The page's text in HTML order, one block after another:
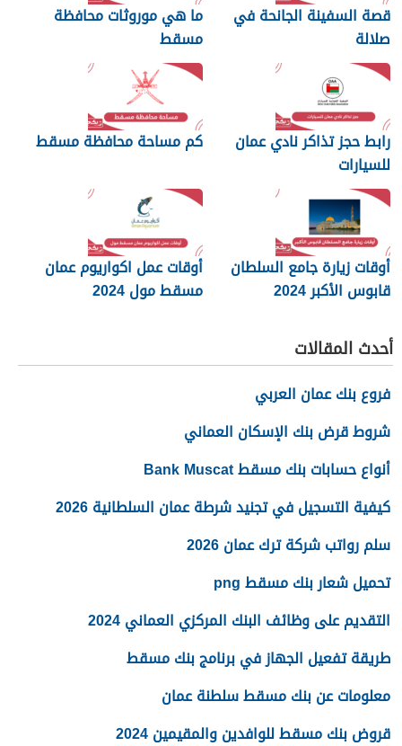
قصة السفينة الجانحة في
صلالة
ما هي موروثات محافظة
مسقط
رابط حجز تذاكر نادي عمان
للسيارات
كم مساحة محافظة مسقط
أوقات زيارة جامع السلطان
قابوس الأكبر 2024
أوقات عمل اكواريوم عمان
مسقط مول 2024
أحدث المقالات
فروع بنك عمان العربي
شروط قرض بنك الإسكان العماني
أنواع حسابات بنك مسقط Bank Muscat
كيفية التسجيل في تجنيد شرطة عمان السلطانية 2026
سلم رواتب شركة ترك عمان 2026
تحميل شعار بنك مسقط png
التقديم على وظائف البنك المركزي العماني 2024
طريقة تفعيل الجهاز في برنامج بنك مسقط
معلومات عن بنك مسقط سلطنة عمان
قروض بنك مسقط للوافدين والمقيمين 2024